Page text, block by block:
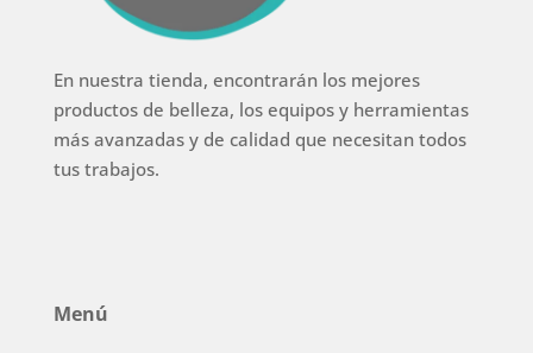
En nuestra tienda, encontrarán los mejores
productos de belleza, los equipos y herramientas
más avanzadas y de calidad que necesitan todos
tus trabajos.
Menú